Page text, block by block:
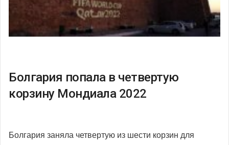
Болгария попала в четвертую
корзину Мондиала 2022
Болгария заняла четвертую из шести корзин для